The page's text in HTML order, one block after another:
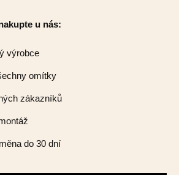
u nás:
výrobce
omítky
zákazníků
do 30 dní